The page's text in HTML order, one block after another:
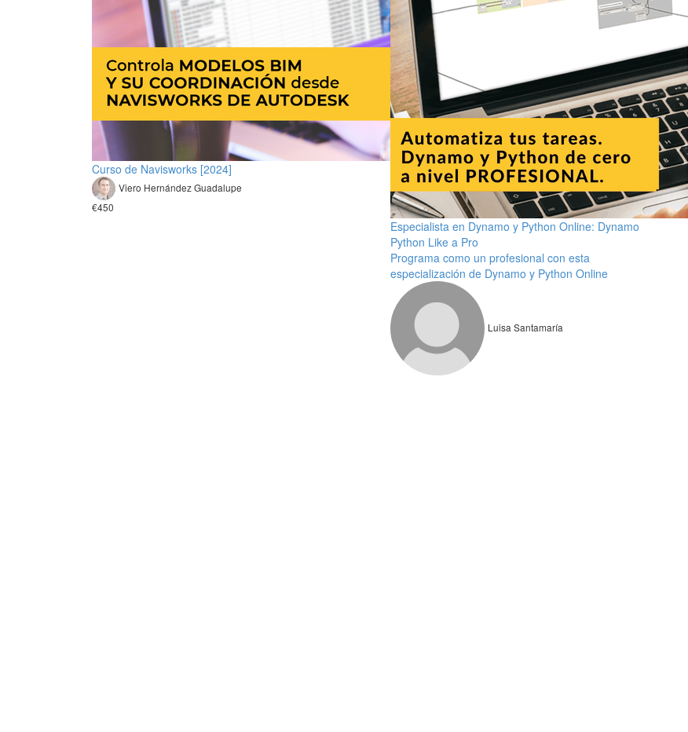
Curso de Navisworks [2024]
Viero Hernández Guadalupe
€450
Especialista en Dynamo y Python Online: Dynamo
Python Like a Pro
Programa como un profesional con esta
especialización de Dynamo y Python Online
Luisa Santamaría